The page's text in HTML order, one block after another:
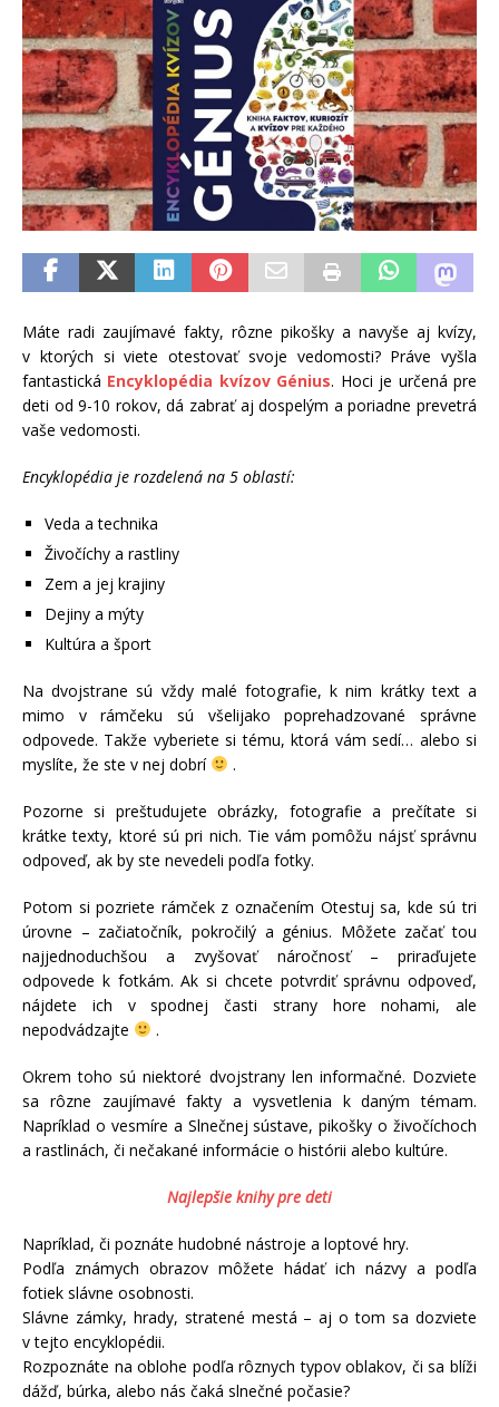
Máte radi zaujímavé fakty, rôzne pikošky a navyše aj kvízy,
v ktorých si viete otestovať svoje vedomosti? Práve vyšla
fantastická Encyklopédia kvízov Génius. Hoci je určená pre
deti od 9-10 rokov, dá zabrať aj dospelým a poriadne prevetrá
vaše vedomosti.
Encyklopédia je rozdelená na 5 oblastí:
Veda a technika
Živočíchy a rastliny
Zem a jej krajiny
Dejiny a mýty
Kultúra a šport
Na dvojstrane sú vždy malé fotografie, k nim krátky text a
mimo v rámčeku sú všelijako poprehadzované správne
odpovede. Takže vyberiete si tému, ktorá vám sedí… alebo si
myslíte, že ste v nej dobrí
.
Pozorne si preštudujete obrázky, fotografie a prečítate si
krátke texty, ktoré sú pri nich. Tie vám pomôžu nájsť správnu
odpoveď, ak by ste nevedeli podľa fotky.
Potom si pozriete rámček z označením Otestuj sa, kde sú tri
úrovne – začiatočník, pokročilý a génius. Môžete začať tou
najjednoduchšou a zvyšovať náročnosť – priraďujete
odpovede k fotkám. Ak si chcete potvrdiť správnu odpoveď,
nájdete ich v spodnej časti strany hore nohami, ale
nepodvádzajte
.
Okrem toho sú niektoré dvojstrany len informačné. Dozviete
sa rôzne zaujímavé fakty a vysvetlenia k daným témam.
Napríklad o vesmíre a Slnečnej sústave, pikošky o živočíchoch
a rastlinách, či nečakané informácie o histórii alebo kultúre.
Najlepšie knihy pre deti
Napríklad, či poznáte hudobné nástroje a loptové hry.
Podľa známych obrazov môžete hádať ich názvy a podľa
fotiek slávne osobnosti.
Slávne zámky, hrady, stratené mestá – aj o tom sa dozviete
v tejto encyklopédii.
Rozpoznáte na oblohe podľa rôznych typov oblakov, či sa blíži
dážď, búrka, alebo nás čaká slnečné počasie?